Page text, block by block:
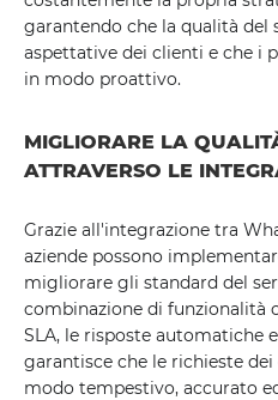
garantendo che la qualità del
aspettative dei clienti e che i
in modo proattivo.
MIGLIORARE LA
ATTRAVERSO LE
Grazie all'integrazione tra
aziende possono
migliorare gli standard del
combinazione di
SLA, le risposte automatiche
garantisce che le richieste
modo tempestivo, accurato